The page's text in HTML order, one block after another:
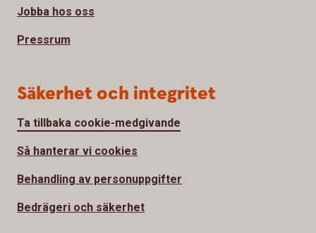
Jobba hos oss
Pressrum
Säkerhet och integritet
Ta tillbaka cookie-medgivande
Så hanterar vi cookies
Behandling av personuppgifter
Bedrägeri och säkerhet